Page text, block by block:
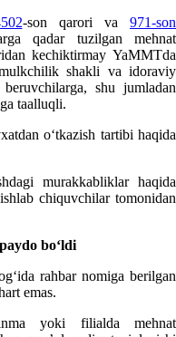
-son qarori va 971-son
qadar tuzilgan mehnat
kechiktirmay YaMMTda
shakli va idoraviy
shu jumladan
taalluqli.
oʻtkazish tartibi haqida
murakkabliklar haqida
chiquvchilar tomonidan
boʻldi
rahbar nomiga berilgan
emas.
yoki filialda mehnat